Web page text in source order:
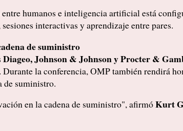
humanos e inteligencia artificial está
interactivas y aprendizaje entre pares.
de suministro
Diageo, Johnson & Johnson y Procter &
. Durante la conferencia, OMP también rendirá
de suministro.
en la cadena de suministro", afirmóKurt